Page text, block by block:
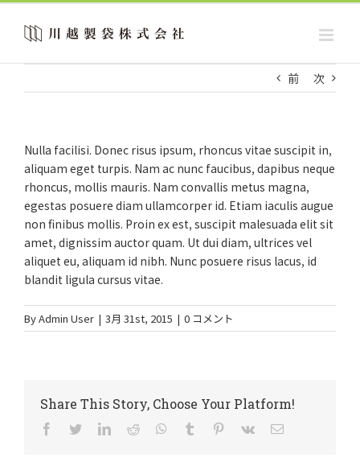
Skip
content
前 次
Nulla facilisi. Donec risus ipsum, rhoncus vitae suscipit in,
aliquam eget turpis. Nam ac nunc faucibus, dapibus neque
rhoncus, mollis mauris. Nam convallis metus magna,
egestas posuere diam ullamcorper id. Etiam iaculis augue
non finibus mollis. Proin ex est, suscipit malesuada elit sit
amet, dignissim auctor quam. Ut dui diam, ultrices vel
aliquet eu, aliquam id nibh. Nunc posuere risus lacus, id
blandit ligula cursus vitae.
ByAdmin User | 3月 31st, 2015 | 0 コメント
Share This Story, Choose Your Platform!
Facebook
TwitterLinkedIn
Reddit WhatsApp
Tumblr Pinterest
Vk
電